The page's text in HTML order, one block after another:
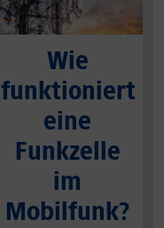
Wie
funktioniert
eine
Funkzelle
im
Mobilfunk?